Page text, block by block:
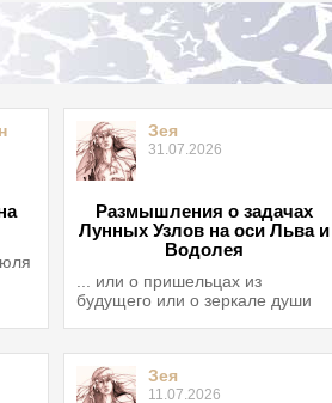
Зея
31.07.2026
Размышления о задачах
Лунных Узлов на оси Льва и
Водолея
... или о пришельцах из
будущего или о зеркале души
Зея
11.07.2026